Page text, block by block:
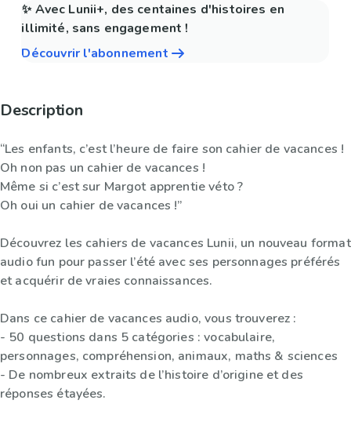
✨ Avec Lunii+, des centaines d'histoires en
illimité, sans engagement !
Découvrir l'abonnement
Description
“Les enfants, c’est l’heure de faire son cahier de vacances !
Oh non pas un cahier de vacances !
Même si c’est sur Margot apprentie véto ?
Oh oui un cahier de vacances !”
Découvrez les cahiers de vacances Lunii, un nouveau format
audio fun pour passer l’été avec ses personnages préférés
et acquérir de vraies connaissances.
Dans ce cahier de vacances audio, vous trouverez :
- 50 questions dans 5 catégories : vocabulaire,
personnages, compréhension, animaux, maths & sciences
- De nombreux extraits de l’histoire d’origine et des
réponses étayées.